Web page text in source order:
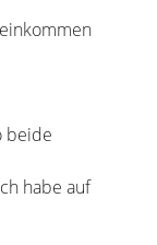
beide
habe auf